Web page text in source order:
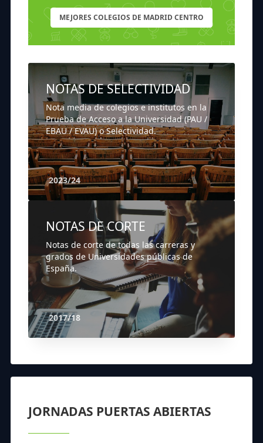
MEJORES COLEGIOS DE MADRID CENTRO
NOTAS DE SELECTIVIDAD
Nota media de colegios e institutos en la
Prueba de Acceso a la Universidad (PAU /
EBAU / EVAU) o Selectividad.
2023/24
NOTAS DE CORTE
Notas de corte de todas las carreras y
grados de Universidades públicas de
España.
2017/18
JORNADAS PUERTAS ABIERTAS